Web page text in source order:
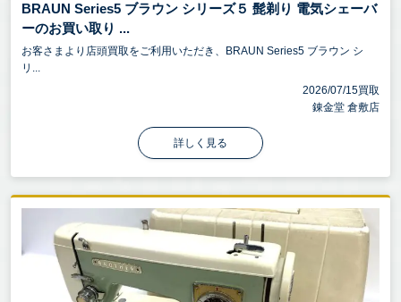
BRAUN Series5 ブラウン シリーズ５ 髭剃り 電気シェーバ
ーのお買い取り ...
お客さまより店頭買取をご利用いただき、BRAUN Series5 ブラウン シ
リ...
2026/07/15買取
錬金堂 倉敷店
詳しく見る